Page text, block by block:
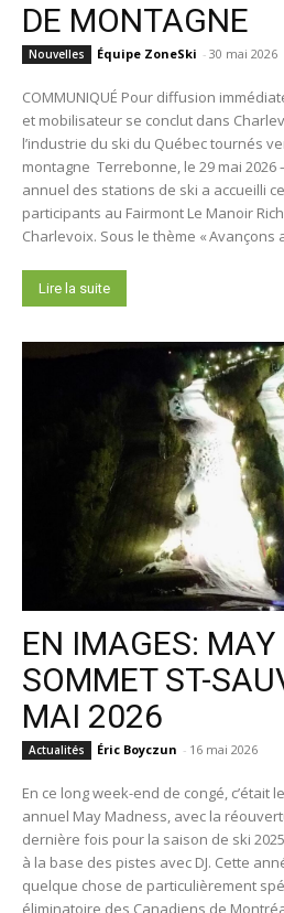
DE MONTAGNE
Nouvelles Équipe ZoneSki - 30 mai 2026
COMMUNIQUÉ Pour diffusion
et mobilisateur se conclut dans
l’industrie du ski du Québec tournés
montagne Terrebonne, le 29 mai 2026
annuel des stations de ski a accueilli
participants au Fairmont Le Manoir
Charlevoix. Sous le thème « Avançons
Lire la suite
EN IMAGES:
SOMMET ST-
MAI 2026
Actualités Éric Boyczun - 16 mai 2026
En ce long week-end de congé, c’était
annuel May Madness, avec la
dernière fois pour la saison de ski
à la base des pistes avec DJ. Cette
quelque chose de particulièrement